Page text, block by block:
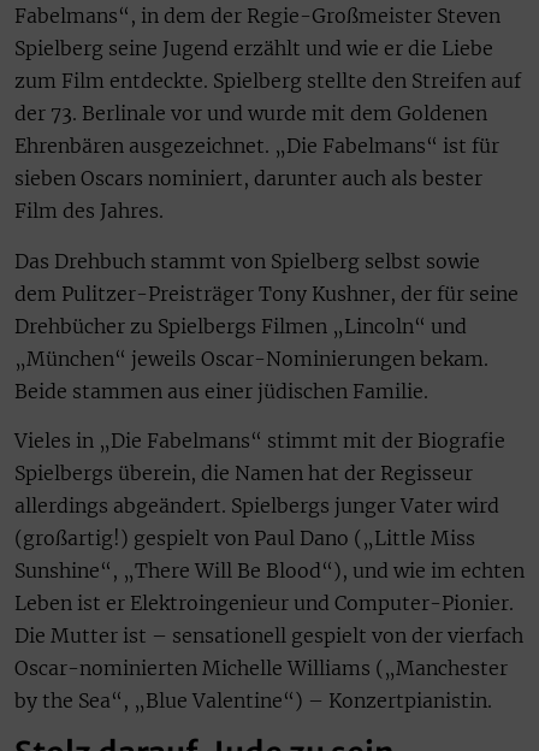
Fabelmans“, in dem der Regie-Großmeister Steven
Spielberg seine Jugend erzählt und wie er die Liebe
zum Film entdeckte. Spielberg stellte den Streifen auf
der 73. Berlinale vor und wurde mit dem Goldenen
Ehrenbären ausgezeichnet. „Die Fabelmans“ ist für
sieben Oscars nominiert, darunter auch als bester
Film des Jahres.
Das Drehbuch stammt von Spielberg selbst sowie
dem Pulitzer-Preisträger Tony Kushner, der für seine
Drehbücher zu Spielbergs Filmen „Lincoln“ und
„München“ jeweils Oscar-Nominierungen bekam.
Beide stammen aus einer jüdischen Familie.
Vieles in „Die Fabelmans“ stimmt mit der Biografie
Spielbergs überein, die Namen hat der Regisseur
allerdings abgeändert. Spielbergs junger Vater wird
(großartig!) gespielt von Paul Dano („Little Miss
Sunshine“, „There Will Be Blood“), und wie im echten
Leben ist er Elektroingenieur und Computer-Pionier.
Die Mutter ist – sensationell gespielt von der vierfach
Oscar-nominierten Michelle Williams („Manchester
by the Sea“, „Blue Valentine“) – Konzertpianistin.